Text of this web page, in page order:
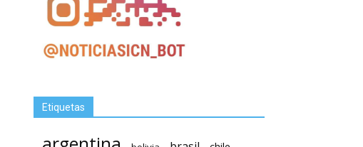
Etiquetas